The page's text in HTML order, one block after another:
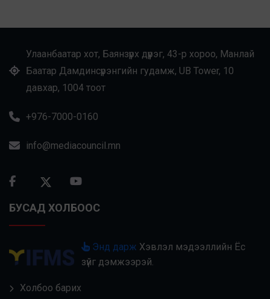
Улаанбаатар хот, Баянзүрх дүүрэг, 43-р хороо, Манлай
Баатар Дамдинсүрэнгийн гудамж, UB Tower, 10
давхар, 1004 тоот
+976-7000-0160
info@mediacouncil.mn
БУСАД ХОЛБООС
Энд дарж Хэвлэл мэдээллийн Ёс
зүйг дэмжээрэй.
Холбоо барих